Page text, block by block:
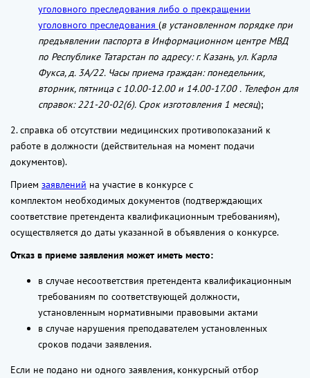
уголовного преследования либо о прекращении
уголовного преследования (в установленном порядке при
предъявлении паспорта в Информационном центре МВД
по Республике Татарстан по адресу: г. Казань, ул. Карла
Фукса, д. 3А/22. Часы приема граждан: понедельник,
вторник, пятница с 10.00-12.00 и 14.00-17.00 . Телефон для
справок: 221-20-02(6). Срок изготовления 1 месяц);
2. справка об отсутствии медицинских противопоказаний к
работе в должности (действительная на момент подачи
документов).
Прием заявлений на участие в конкурсе с
комплектом необходимых документов (подтверждающих
соответствие претендента квалификационным требованиям),
осуществляется до даты указанной в объявления о конкурсе.
Отказ в приеме заявления может иметь место:
в случае несоответствия претендента квалификационным
требованиям по соответствующей должности,
установленным нормативными правовыми актами
в случае нарушения преподавателем установленных
сроков подачи заявления.
Если не подано ни одного заявления, конкурсный отбор